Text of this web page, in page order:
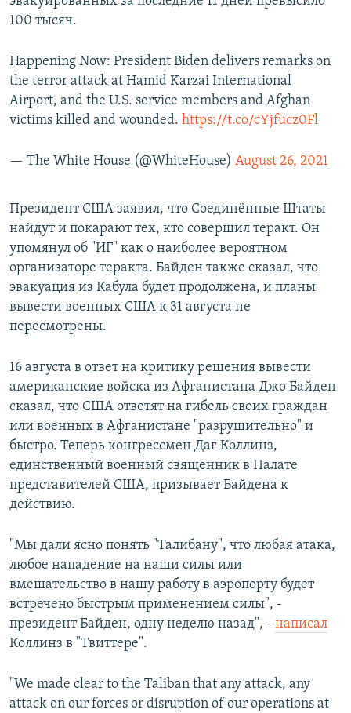
100 тысяч.
Happening Now: President Biden delivers remarks on
the terror attack at Hamid Karzai International
Airport, and the U.S. service members and Afghan
victims killed and wounded. https://t.co/cYjfucz0Fl
— The White House (@WhiteHouse) August 26, 2021
Президент США заявил, что Соединённые Штаты
найдут и покарают тех, кто совершил теракт. Он
упомянул об "ИГ" как о наиболее вероятном
организаторе теракта. Байден также сказал, что
эвакуация из Кабула будет продолжена, и планы
вывести военных США к 31 августа не
пересмотрены.
16 августа в ответ на критику решения вывести
американские войска из Афганистана Джо Байден
сказал, что США ответят на гибель своих граждан
или военных в Афганистане "разрушительно" и
быстро. Теперь конгрессмен Даг Коллинз,
единственный военный священник в Палате
представителей США, призывает Байдена к
действию.
"Мы дали ясно понять "Талибану", что любая атака,
любое нападение на наши силы или
вмешательство в нашу работу в аэропорту будет
встречено быстрым применением силы", -
президент Байден, одну неделю назад", - написал
Коллинз в "Твиттере".
"We made clear to the Taliban that any attack, any
attack on our forces or disruption of our operations at